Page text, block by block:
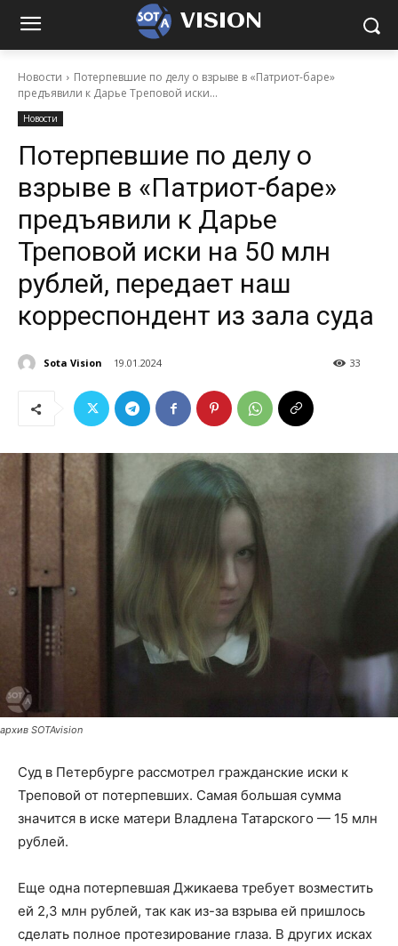
VISION
Новости
Потерпевшие по делу о взрыве в «Патриот-баре»
предъявили к Дарье Треповой иски...
Новости
Потерпевшие по делу о
взрыве в «Патриот-баре»
предъявили к Дарье
Треповой иски на 50 млн
рублей, передает наш
корреспондент из зала суда
Sota Vision 19.01.2024 33
архив SOTAvision
Суд в Петербурге рассмотрел гражданские иски к
Треповой от потерпевших. Самая большая сумма
значится в иске матери Владлена Татарского — 15 млн
рублей.
Еще одна потерпевшая Джикаева требует возместить
ей 2,3 млн рублей, так как из-за взрыва ей пришлось
сделать полное протезирование глаза. В других исках